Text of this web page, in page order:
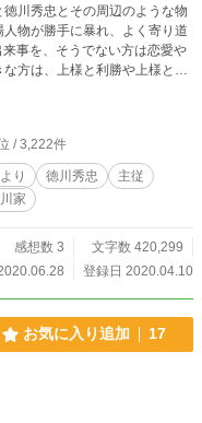
川秀忠とその周辺のような物
物が勝手に暴れ、よく寄り道
事を、そうでない方は恋愛や
方は、上様と利勝や上様と大
第３部から読んでも、よろ
/ 3,222件
り 徳川秀忠
主従
家
感想数 3
文字数 420,299
登録日 2020.04.10
お気に入り追加 17